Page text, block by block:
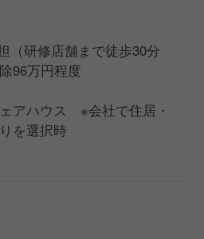
（研修店舗まで徒歩30分
96万円程度
アハウス ※会社で住居・
を選択時